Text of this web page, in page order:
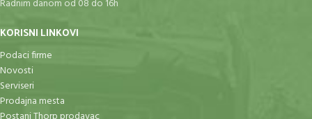
Radnim danom od 08 do 16h
KORISNI LINKOVI
Podaci firme
Novosti
Serviseri
Prodajna mesta